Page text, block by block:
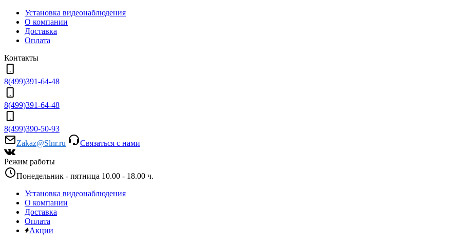
Установка видеонаблюдения
О компании
Доставка
Оплата
Контакты
8(499)391-64-48
8(499)391-64-48
8(499)390-50-93
Zakaz@Slnr.ru
Связаться с нами
Режим работы
Понедельник - пятница 10.00 - 18.00 ч.
Установка видеонаблюдения
О компании
Доставка
Оплата
Акции